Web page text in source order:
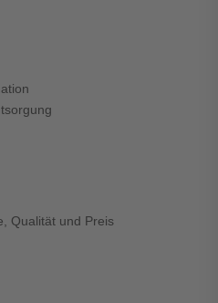
Qualität und Preis